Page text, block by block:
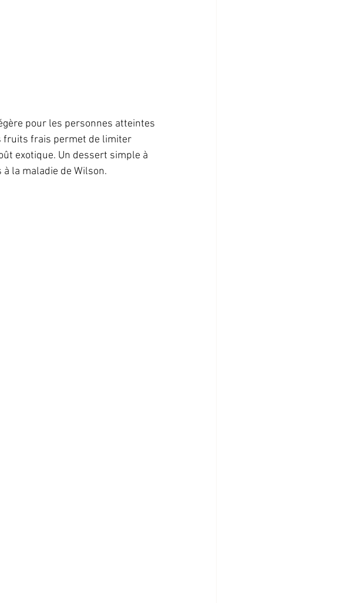
pour les personnes atteintes
fruits frais permet de limiter
exotique. Un dessert simple à
la maladie de Wilson.